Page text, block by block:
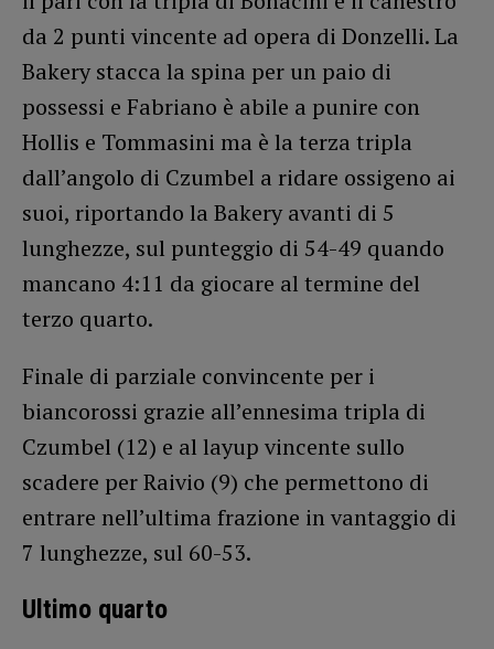
da 2 punti vincente ad opera di Donzelli. La
Bakery stacca la spina per un paio di
possessi e Fabriano è abile a punire con
Hollis e Tommasini ma è la terza tripla
dall’angolo di Czumbel a ridare ossigeno ai
suoi, riportando la Bakery avanti di 5
lunghezze, sul punteggio di 54-49 quando
mancano 4:11 da giocare al termine del
terzo quarto.
Finale di parziale convincente per i
biancorossi grazie all’ennesima tripla di
Czumbel (12) e al layup vincente sullo
scadere per Raivio (9) che permettono di
entrare nell’ultima frazione in vantaggio di
7 lunghezze, sul 60-53.
Ultimo quarto